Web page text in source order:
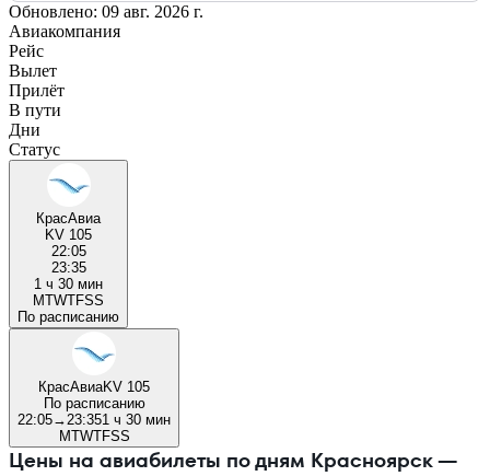
Обновлено: 09 авг. 2026 г.
Авиакомпания
Рейс
Вылет
Прилёт
В пути
Дни
Статус
КрасАвиа
KV 105
22:05
23:35
1 ч 30 мин
MTWTFSS
По расписанию
КрасАвиаKV 105
По расписанию
22:05→ 23:351 ч 30 мин
MTWTFSS
Цены на авиабилеты по дням Красноярск —